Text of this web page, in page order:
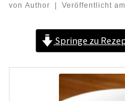
von Author | Veröffentlicht am
Springe zu